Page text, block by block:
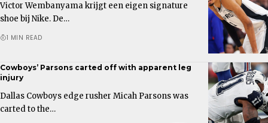
Victor Wembanyama krijgt een eigen signature
shoe bij Nike. De…
1 MIN READ
Cowboys’ Parsons carted off with apparent leg
injury
Dallas Cowboys edge rusher Micah Parsons was
carted to the…